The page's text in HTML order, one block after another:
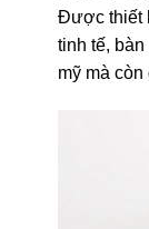
Được thiết
tinh tế,
mỹ mà